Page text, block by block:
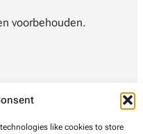
like cookies to store
voorbehouden.